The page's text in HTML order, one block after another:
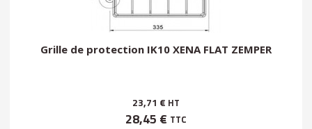
Grille de protection IK10 XENA FLAT ZEMPER
23,71 € HT
28,45 € TTC